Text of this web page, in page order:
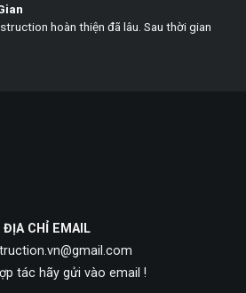
hoàn thiện đã lâu. Sau thời gian
ĐỊA CHỈ EMAIL
tác hãy gửi vào email !